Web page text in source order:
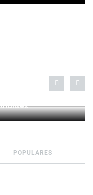
POPULARES